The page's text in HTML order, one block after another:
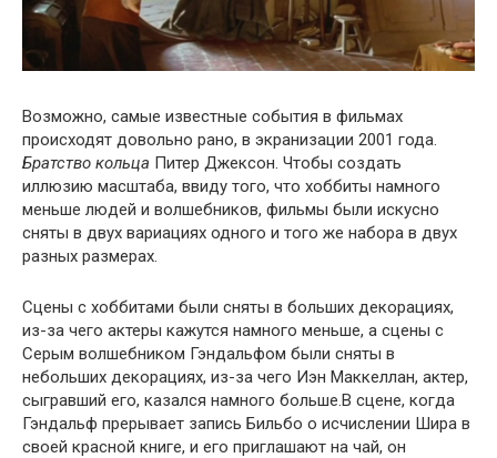
Возможно, самые известные события в фильмах
происходят довольно рано, в экранизации 2001 года.
Братство кольца Питер Джексон. Чтобы создать
иллюзию масштаба, ввиду того, что хоббиты намного
меньше людей и волшебников, фильмы были искусно
сняты в двух вариациях одного и того же набора в двух
разных размерах.
Сцены с хоббитами были сняты в больших декорациях,
из-за чего актеры кажутся намного меньше, а сцены с
Серым волшебником Гэндальфом были сняты в
небольших декорациях, из-за чего Иэн Маккеллан, актер,
сыгравший его, казался намного больше.В сцене, когда
Гэндальф прерывает запись Бильбо о исчислении Шира в
своей красной книге, и его приглашают на чай, он